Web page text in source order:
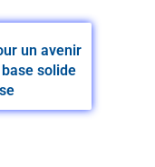
un avenir
solide